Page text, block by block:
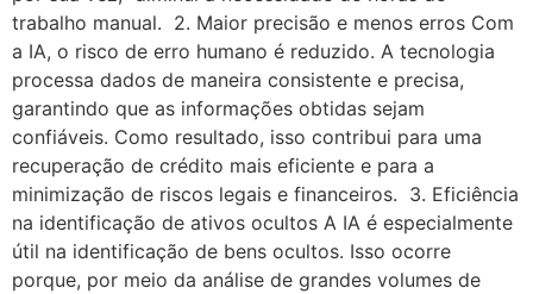
trabalho manual. 2. Maior precisão e menos erros Com
a IA, o risco de erro humano é reduzido. A tecnologia
processa dados de maneira consistente e precisa,
garantindo que as informações obtidas sejam
confiáveis. Como resultado, isso contribui para uma
recuperação de crédito mais eficiente e para a
minimização de riscos legais e financeiros. 3. Eficiência
na identificação de ativos ocultos A IA é especialmente
útil na identificação de bens ocultos. Isso ocorre
porque, por meio da análise de grandes volumes de